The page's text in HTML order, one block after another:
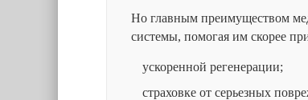
Но главным преимуществом
системы, помогая им скорее
ускоренной регенерации;
страховке от серьезных